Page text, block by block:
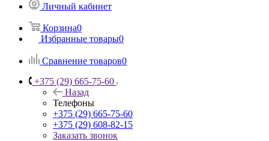
Личный кабинет
Корзина0
Избранные товары0
Сравнение товаров0
+375 (29) 665-75-60
Назад
Телефоны
+375 (29) 665-75-60
+375 (29) 608-82-15
Заказать звонок